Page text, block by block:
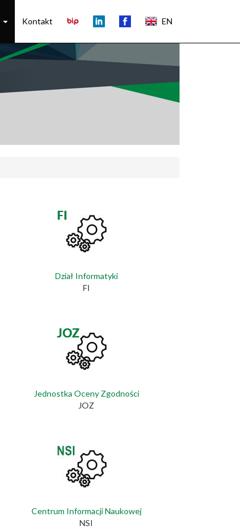
Kontakt EN
Dział Informatyki
FI
Jednostka Oceny Zgodności
JOZ
Centrum Informacji Naukowej
NSI